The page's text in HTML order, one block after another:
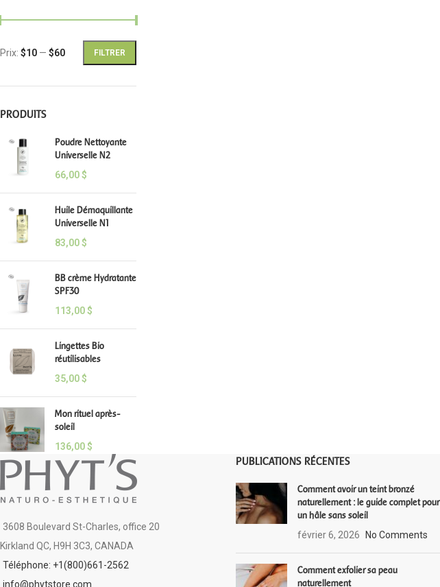
FILTRER
Prix: $10 — $60
PRODUITS
Poudre Nettoyante
Universelle N2
66,00$
Huile Démaquillante
Universelle N1
83,00$
BB crème Hydratante
SPF30
113,00$
Lingettes Bio
réutilisables
35,00$
Mon rituel après-
soleil
136,00$
3608 Boulevard St-Charles, office 20
Kirkland QC, H9H 3C3, CANADA
Téléphone: +1(800)661-2562
info@phytstore.com
PUBLICATIONS RÉCENTES
Comment avoir un teint bronzé
naturellement : le guide complet pour
un hâle sans soleil
février 6, 2026 No Comments
Comment exfolier sa peau
naturellement